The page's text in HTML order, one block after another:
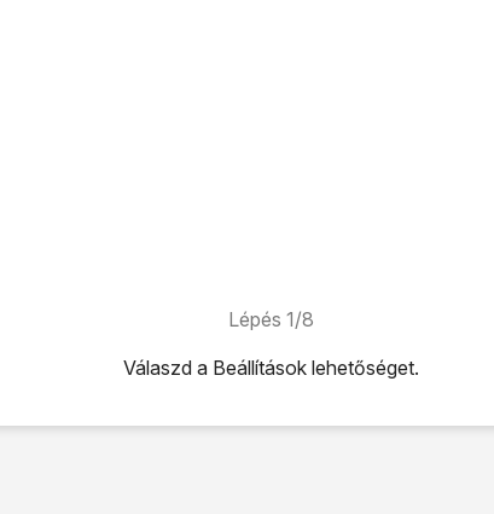
Lépés 1/8
Válaszd a Beállításoklehetőséget.